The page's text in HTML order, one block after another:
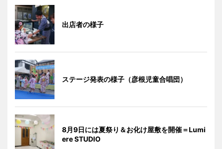
出店者の様子
ステージ発表の様子（彦根児童合唱団）
8月9日には夏祭り＆お化け屋敷を開催＝Lumi
ere STUDIO